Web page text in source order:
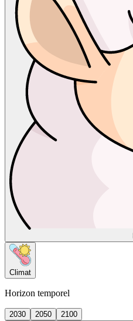
Climat
Horizon temporel
2030 2050
2100